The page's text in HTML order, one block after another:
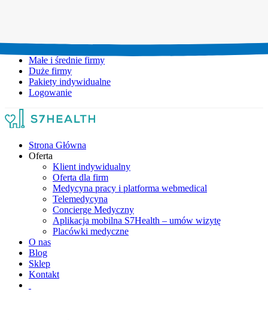
Małe i średnie firmy
Duże firmy
Pakiety indywidualne
Logowanie
Strona Główna
Oferta
Klient indywidualny
Oferta dla firm
Medycyna pracy i platforma webmedical
Telemedycyna
Concierge Medyczny
Aplikacja mobilna S7Health – umów wizytę
Placówki medyczne
O nas
Blog
Sklep
Kontakt